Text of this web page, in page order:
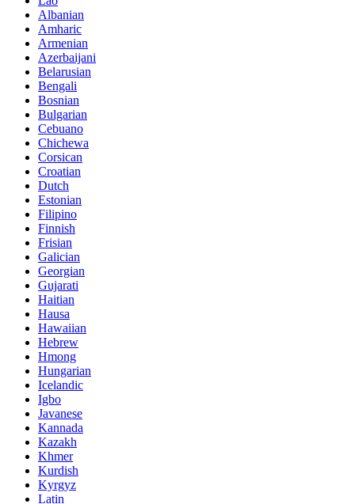
Albanian
Amharic
Armenian
Azerbaijani
Belarusian
Bengali
Bosnian
Bulgarian
Cebuano
Chichewa
Corsican
Croatian
Dutch
Estonian
Filipino
Finnish
Frisian
Galician
Georgian
Gujarati
Haitian
Hausa
Hawaiian
Hebrew
Hmong
Hungarian
Icelandic
Igbo
Javanese
Kannada
Kazakh
Khmer
Kurdish
Kyrgyz
Latin